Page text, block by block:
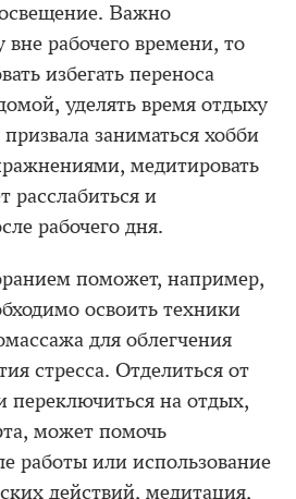
Важно
вне рабочего времени, то
избегать переноса
уделять время отдыху
заниматься хобби
медитировать
расслабиться и
рабочего дня.
поможет, например,
освоить техники
для облегчения
стресса. Отделиться от
переключиться на отдых,
может помочь
работы или использование
действий, медитация,